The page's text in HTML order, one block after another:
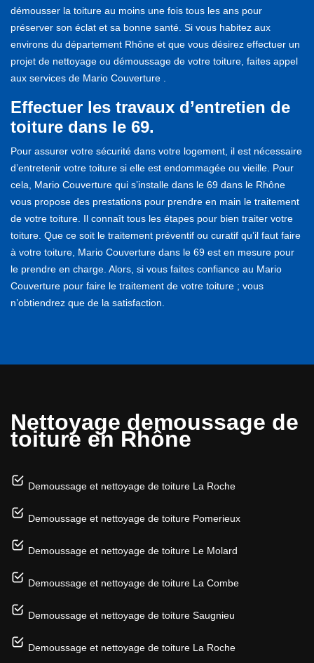
démousser la toiture au moins une fois tous les ans pour
préserver son éclat et sa bonne santé. Si vous habitez aux
environs du département Rhône et que vous désirez effectuer un
projet de nettoyage ou démoussage de votre toiture, faites appel
aux services de Mario Couverture .
Effectuer les travaux d’entretien de
toiture dans le 69.
Pour assurer votre sécurité dans votre logement, il est nécessaire
d’entretenir votre toiture si elle est endommagée ou vieille. Pour
cela, Mario Couverture qui s’installe dans le 69 dans le Rhône
vous propose des prestations pour prendre en main le traitement
de votre toiture. Il connaît tous les étapes pour bien traiter votre
toiture. Que ce soit le traitement préventif ou curatif qu’il faut faire
à votre toiture, Mario Couverture dans le 69 est en mesure pour
le prendre en charge. Alors, si vous faites confiance au Mario
Couverture pour faire le traitement de votre toiture ; vous
n’obtiendrez que de la satisfaction.
Nettoyage demoussage de
toiture en Rhône
Demoussage et nettoyage de toiture La Roche
Demoussage et nettoyage de toiture Pomerieux
Demoussage et nettoyage de toiture Le Molard
Demoussage et nettoyage de toiture La Combe
Demoussage et nettoyage de toiture Saugnieu
Demoussage et nettoyage de toiture La Roche